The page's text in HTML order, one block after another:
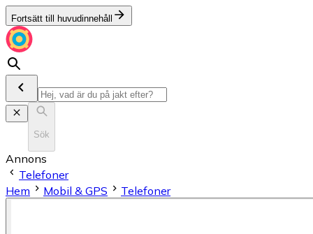
Fortsätt till huvudinnehåll
Sök
Annons
Telefoner
Hem
Mobil & GPS Telefoner